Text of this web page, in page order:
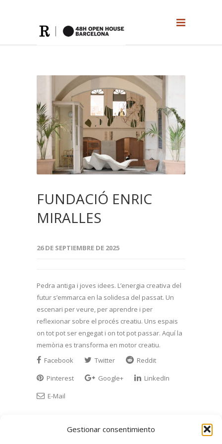
Gestionar consentimiento
FUNDACIÓ ENRIC
MIRALLES
26 DE SEPTIEMBRE DE 2025
Pedra antiga i joves idees. L’energia creativa del
futur s’emmarca en la solidesa del passat. Un
escenari per veure, per aprendre i per
reflexionar sobre el procés creatiu. Uns espais
on tot pot ser engegat i on tot pot passar. Aquí la
memòria es transforma en motor creatiu.
Facebook
Twitter
Reddit
Pinterest
Google+
LinkedIn
E-Mail